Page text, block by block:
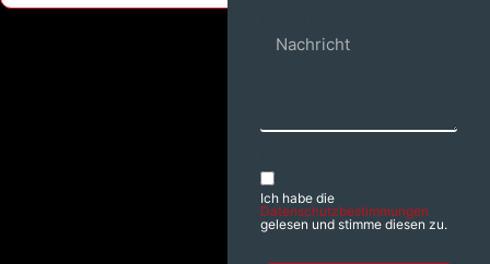
Ich habe die
Datenschutzbestimmungen
gelesen und stimme diesen zu.